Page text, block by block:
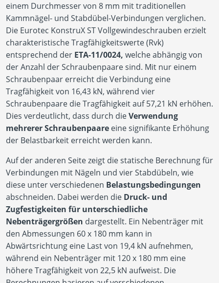
einem Durchmesser von 8 mm mit traditionellen
Kammnägel- und Stabdübel-Verbindungen verglichen.
Die Eurotec KonstruX ST Vollgewindeschrauben erzielt
charakteristische Tragfähigkeitswerte (Rvk​)
entsprechend der ETA-11/0024, welche abhängig von
der Anzahl der Schraubenpaare sind. Mit nur einem
Schraubenpaar erreicht die Verbindung eine
Tragfähigkeit von 16,43 kN, während vier
Schraubenpaare die Tragfähigkeit auf 57,21 kN erhöhen.
Dies verdeutlicht, dass durch dieVerwendung
mehrerer Schraubenpaare eine signifikante Erhöhung
der Belastbarkeit erreicht werden kann.
Auf der anderen Seite zeigt die statische Berechnung für
Verbindungen mit Nägeln und vier Stabdübeln, wie
diese unter verschiedenen Belastungsbedingungen
abschneiden. Dabei werden die Druck- und
Zugfestigkeiten für unterschiedliche
Nebenträgergrößen dargestellt. Ein Nebenträger mit
den Abmessungen 60 x 180 mm kann in
Abwärtsrichtung eine Last von 19,4 kN aufnehmen,
während ein Nebenträger mit 120 x 180 mm eine
höhere Tragfähigkeit von 22,5 kN aufweist. Die